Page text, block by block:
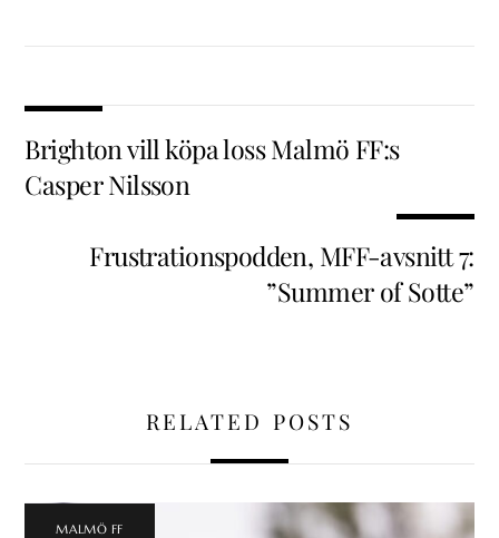
Brighton vill köpa loss Malmö FF:s
Casper Nilsson
Frustrationspodden, MFF-avsnitt 7:
”Summer of Sotte”
RELATED POSTS
MALMÖ FF